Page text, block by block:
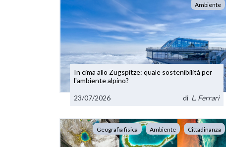
Ambiente
In cima allo Zugspitze: quale sostenibilità per
l'ambiente alpino?
23/07/2026 di L. Ferrari
Geografia fisica Ambiente Cittadinanza